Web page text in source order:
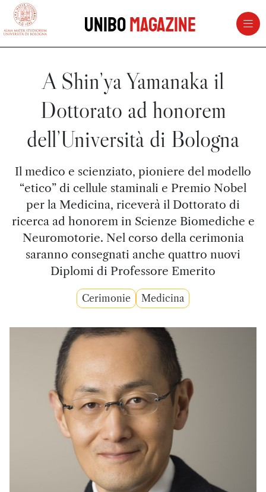
vai al contenuto della pagina
UniboMagazine
A Shin’ya Yamanaka il
Dottorato ad honorem
dell’Università di Bologna
Il medico e scienziato, pioniere del modello
“etico” di cellule staminali e Premio Nobel
per la Medicina, riceverà il Dottorato di
ricerca ad honorem in Scienze Biomediche e
Neuromotorie. Nel corso della cerimonia
saranno consegnati anche quattro nuovi
Diplomi di Professore Emerito
Cerimonie Medicina